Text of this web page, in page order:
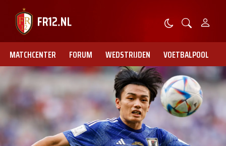
MATCHCENTER FORUM WEDSTRIJDEN VOETBALPOOL